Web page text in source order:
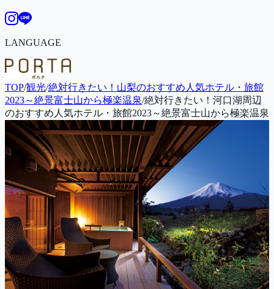
LANGUAGE
TOP/観光/絶対行きたい！山梨のおすすめ人気ホテル・旅館
2023～絶景富士山から極楽温泉/絶対行きたい！河口湖周辺
のおすすめ人気ホテル・旅館2023～絶景富士山から極楽温泉